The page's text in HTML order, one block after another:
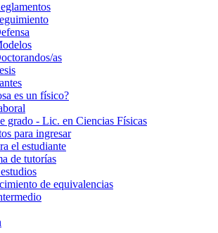
as
es un físico?
grado - Lic. en Ciencias Físicas
para ingresar
el estudiante
de tutorías
de equivalencias